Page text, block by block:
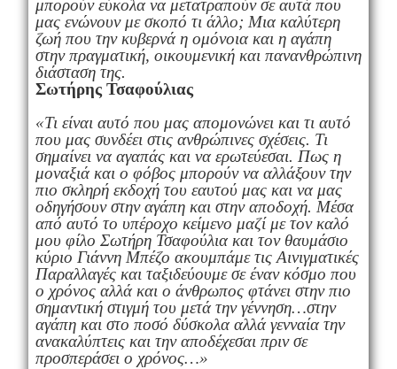
μπορούν εύκολα να μετατραπούν σε αυτά που
μας ενώνουν με σκοπό τι άλλο; Μια καλύτερη
ζωή που την κυβερνά η ομόνοια και η αγάπη
στην πραγματική, οικουμενική και πανανθρώπινη
διάσταση της.
Σωτήρης Τσαφούλιας
«Τι είναι αυτό που μας απομονώνει και τι αυτό
που μας συνδέει στις ανθρώπινες σχέσεις. Τι
σημαίνει να αγαπάς και να ερωτεύεσαι. Πως η
μοναξιά και ο φόβος μπορούν να αλλάξουν την
πιο σκληρή εκδοχή του εαυτού μας και να μας
οδηγήσουν στην αγάπη και στην αποδοχή. Μέσα
από αυτό το υπέροχο κείμενο μαζί με τον καλό
μου φίλο Σωτήρη Τσαφούλια και τον θαυμάσιο
κύριο Γιάννη Μπέζο ακουμπάμε τις Αινιγματικές
Παραλλαγές και ταξιδεύουμε σε έναν κόσμο που
ο χρόνος αλλά και ο άνθρωπος φτάνει στην πιο
σημαντική στιγμή του μετά την γέννηση…στην
αγάπη και στο ποσό δύσκολα αλλά γενναία την
ανακαλύπτεις και την αποδέχεσαι πριν σε
προσπεράσει ο χρόνος…»